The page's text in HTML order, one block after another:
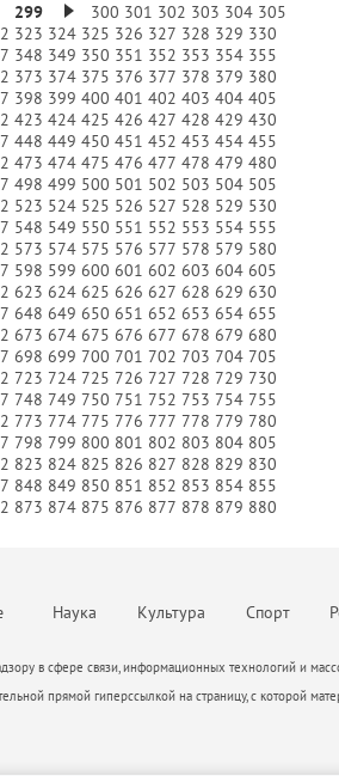
299 300 301 302 303 304 305
323 324 325 326 327 328 329 330
348 349 350 351 352 353 354 355
373 374 375 376 377 378 379 380
398 399 400 401 402 403 404 405
423 424 425 426 427 428 429 430
448 449 450 451 452 453 454 455
473 474 475 476 477 478 479 480
498 499 500 501 502 503 504 505
523 524 525 526 527 528 529 530
548 549 550 551 552 553 554 555
573 574 575 576 577 578 579 580
598 599 600 601 602 603 604 605
623 624 625 626 627 628 629 630
648 649 650 651 652 653 654 655
673 674 675 676 677 678 679 680
698 699 700 701 702 703 704 705
723 724 725 726 727 728 729 730
748 749 750 751 752 753 754 755
773 774 775 776 777 778 779 780
798 799 800 801 802 803 804 805
823 824 825 826 827 828 829 830
848 849 850 851 852 853 854 855
873 874 875 876 877 878 879 880
Наука Культура Спорт
в сфере связи, информационных технологий и
прямой гиперссылкой на страницу, с которой